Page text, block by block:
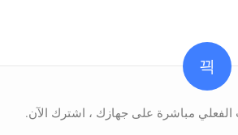
مباشرة على جهازك ، اشترك الآن.